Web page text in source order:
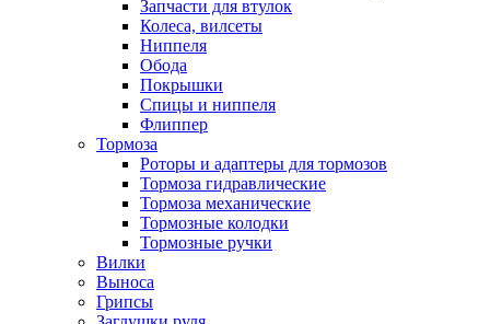
Запчасти для втулок
Колеса, вилсеты
Ниппеля
Обода
Покрышки
Спицы и ниппеля
Флиппер
Тормоза
Роторы и адаптеры для тормозов
Тормоза гидравлические
Тормоза механические
Тормозные колодки
Тормозные ручки
Вилки
Выноса
Грипсы